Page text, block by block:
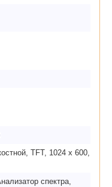
TFT, 1024 х 600,
спектра,